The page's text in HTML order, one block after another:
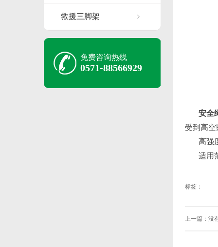
救援三脚架
免费咨询热线
0571-88566929
安全
受到高
高强
适用
标签：
上一篇：没